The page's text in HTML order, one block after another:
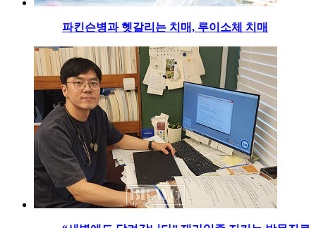
파킨슨병과 헷갈리는 치매, 루이소체 치매